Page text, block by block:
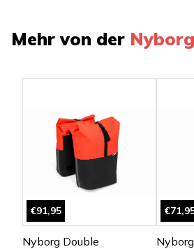
Mehr von der Nyborg
€91,95
Nyborg Double